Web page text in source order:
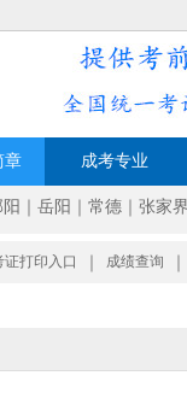
章 成考专业
岳阳 常德 张家
证打印入口 成绩查询